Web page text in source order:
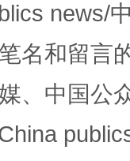
news/
名和留言
、中国公